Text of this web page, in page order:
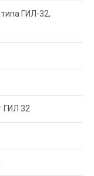
ГИЛ-32,
ГИЛ 32